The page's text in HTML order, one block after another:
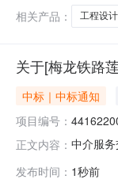
相关产品：
工程设
关于[梅龙铁路
中标｜中标通知
项目编号：
正文内容： 中介服
的2.0%
发布时间： 1秒前